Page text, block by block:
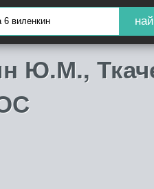
Ю.М.,